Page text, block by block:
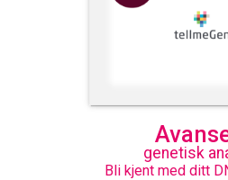
genetisk
Bli kjent med ditt